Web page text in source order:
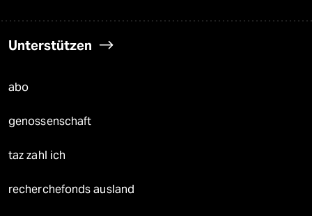
Unterstützen
abo
genossenschaft
taz zahl ich
recherchefonds ausland